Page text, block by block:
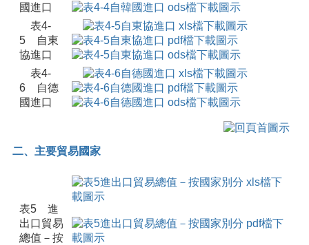
國進口
表4-
5 自東
協進口
表4-
6 自德
國進口
二、主要貿易國家
表5 進
出口貿易
總值－按